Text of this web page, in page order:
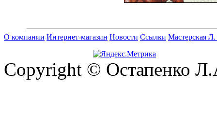
О компании Интернет-магазин Новости Ссылки Мастерская
Copyright © Остапенко